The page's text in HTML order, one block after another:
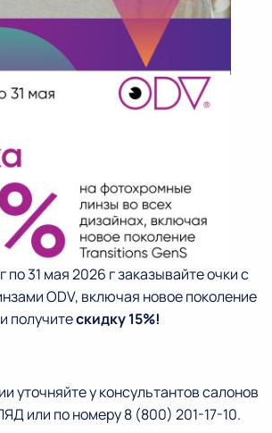
по 31 мая 2026 г заказывайте очки с
ODV, включая новое поколение
получитескидку 15%!
уточняйте у консультантов салонов
или по номеру 8 (800) 201-17-10.